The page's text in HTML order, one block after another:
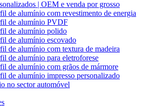
| OEM e venda por grosso
de alumínio com revestimento de energia
de alumínio PVDF
de alumínio polido
de alumínio escovado
de alumínio com textura de madeira
de alumínio para eletroforese
de alumínio com grãos de mármore
de alumínio impresso personalizado
no sector automóvel